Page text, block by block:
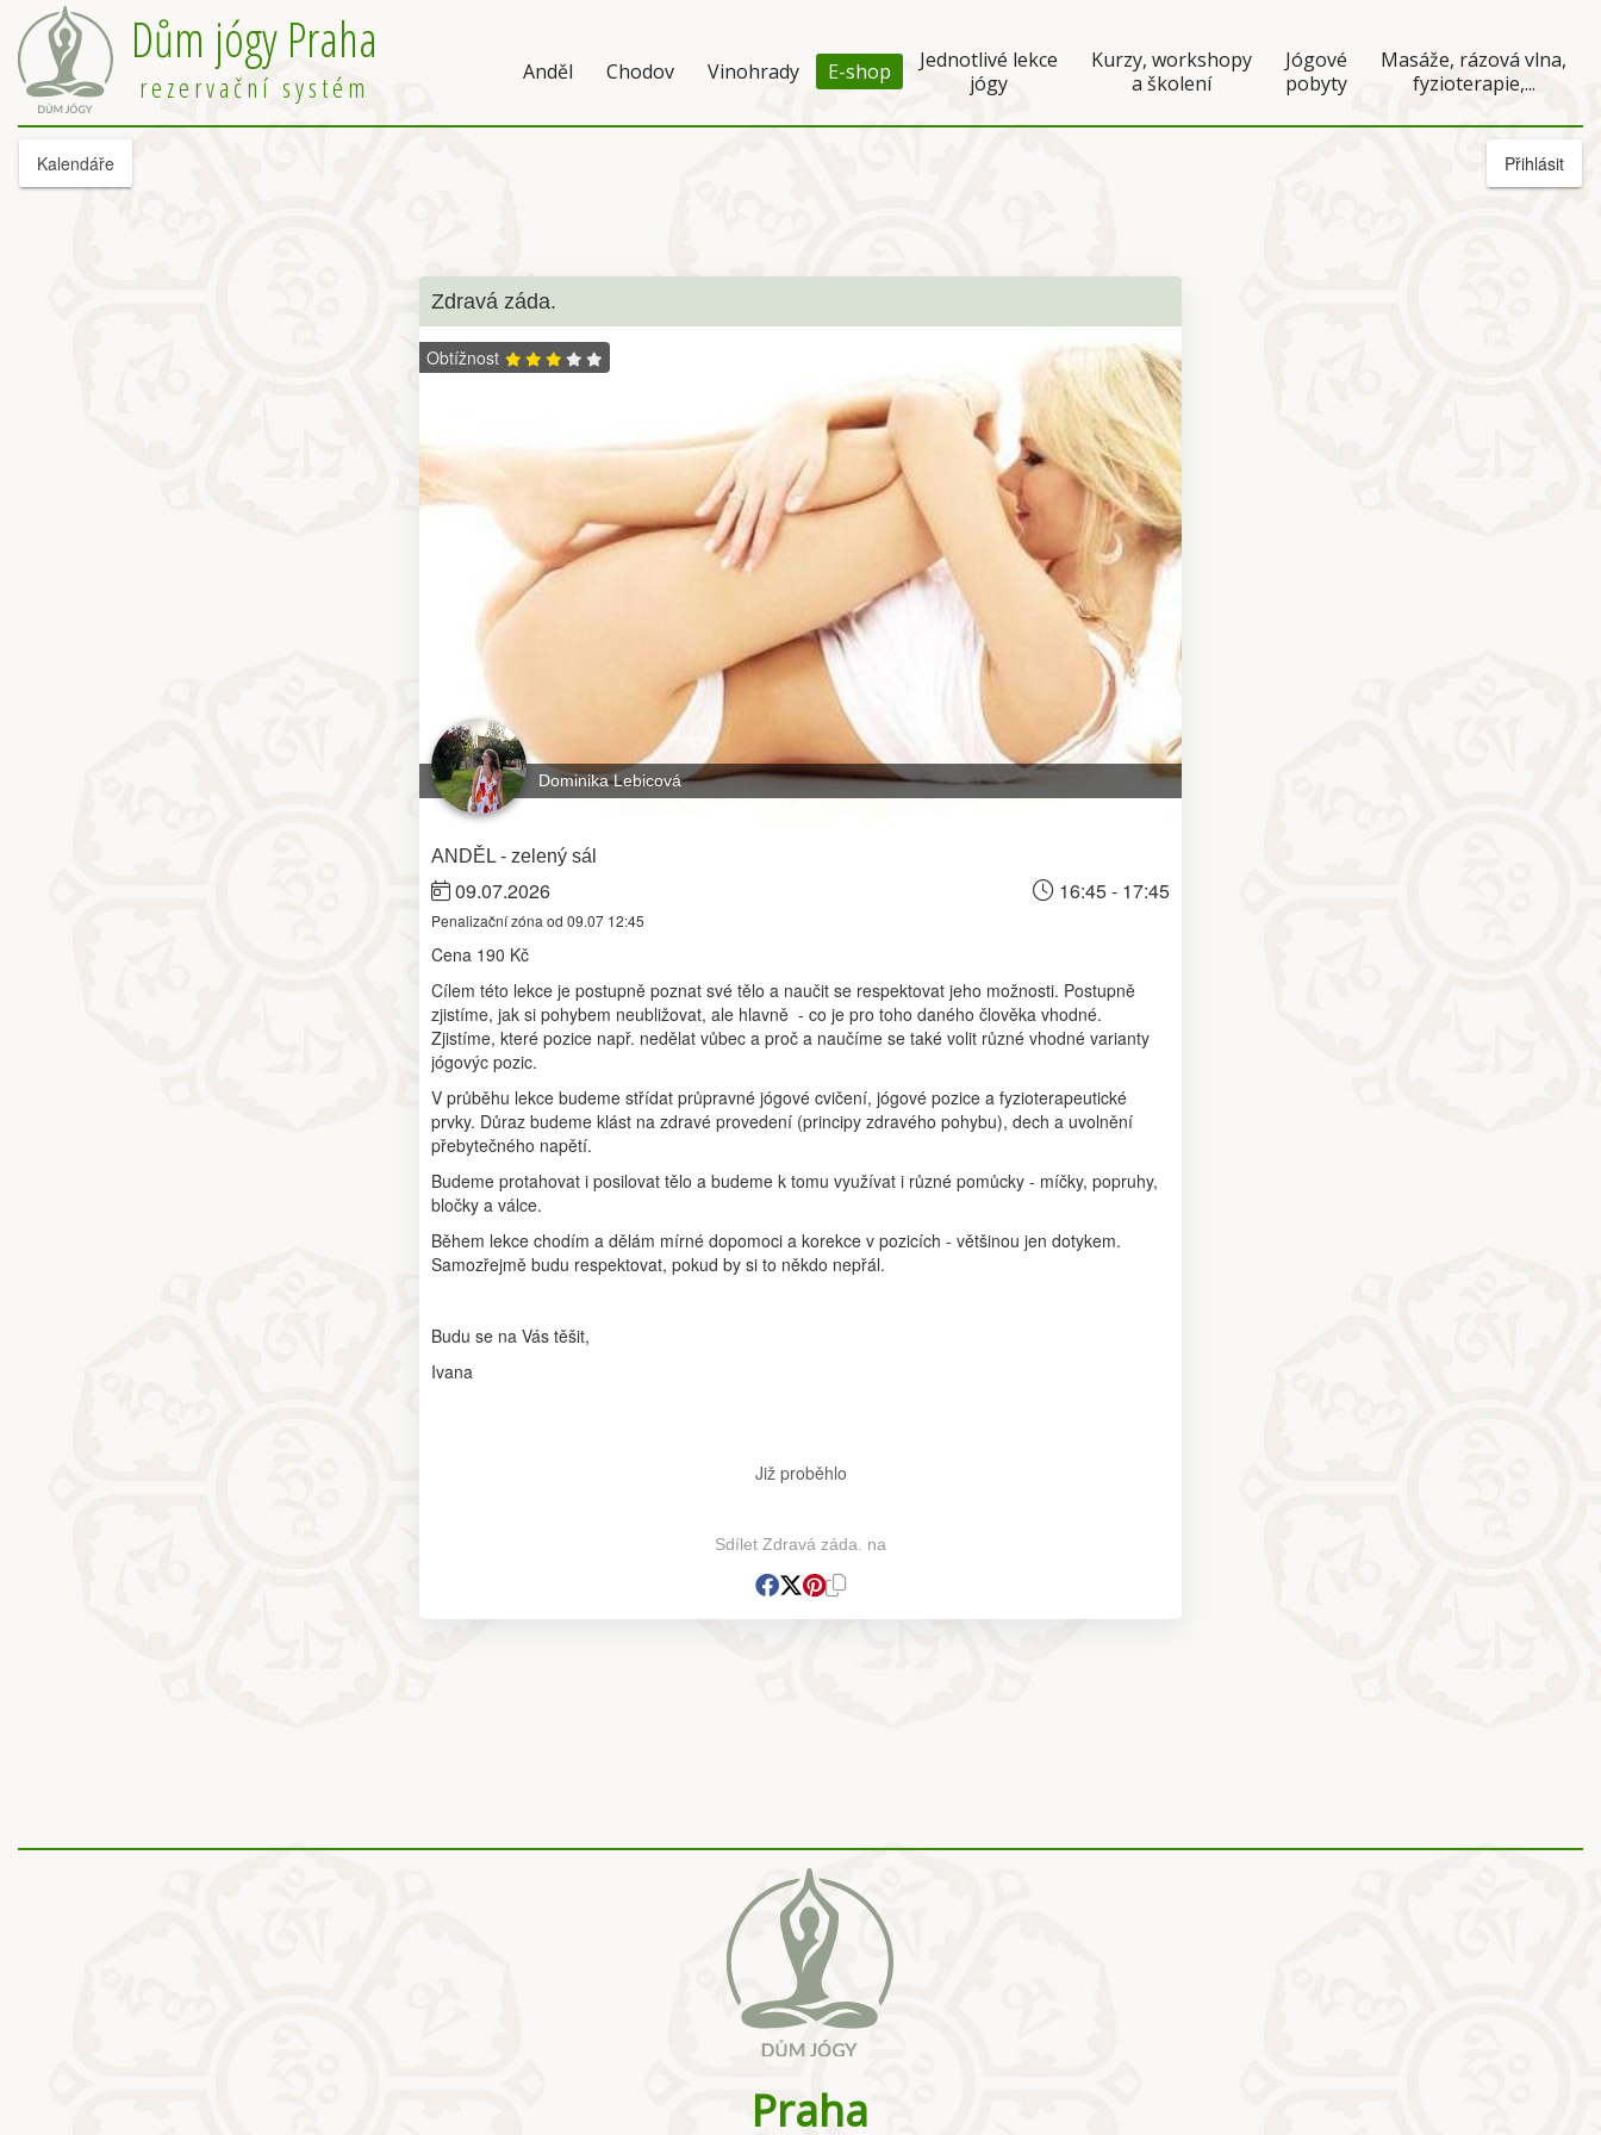
Dům jógy Praha
rezervační systém Anděl Chodov Vinohrady E-shop
Jednotlivé lekce
jógy
Kurzy, workshopy
a školení
Jógové
pobyty
Masáže, rázová vlna,
fyzioterapie,...
Kalendáře Přihlásit
Zdravá záda.
Obtížnost
Dominika Lebicová
ANDĚL - zelený sál
09.07.2026 16:45 - 17:45
Penalizační zóna od 09.07 12:45
Cena 190 Kč
Cílem této lekce je postupně poznat své tělo a naučit se respektovat jeho možnosti. Postupně
zjistíme, jak si pohybem neubližovat, ale hlavně - co je pro toho daného člověka vhodné.
Zjistíme, které pozice např. nedělat vůbec a proč a naučíme se také volit různé vhodné varianty
jógovýc pozic.
V průběhu lekce budeme střídat průpravné jógové cvičení, jógové pozice a fyzioterapeutické
prvky. Důraz budeme klást na zdravé provedení (principy zdravého pohybu), dech a uvolnění
přebytečného napětí.
Budeme protahovat i posilovat tělo a budeme k tomu využívat i různé pomůcky - míčky, popruhy,
bločky a válce.
Během lekce chodím a dělám mírné dopomoci a korekce v pozicích - většinou jen dotykem.
Samozřejmě budu respektovat, pokud by si to někdo nepřál.
Budu se na Vás těšit,
Ivana
Již proběhlo
Sdílet Zdravá záda. na
Praha